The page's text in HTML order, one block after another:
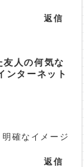
返信
友人の何気な
ンターネット
確なイメージ
返信